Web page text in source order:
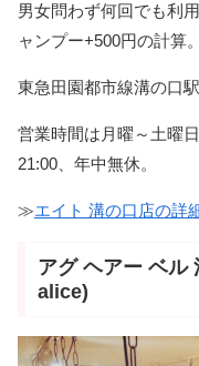
男女問わず何回でも利
ャンプー+500円の計算。
東急田園都市線溝の口
営業時間は月曜～土曜
21:00、年中無休。
≫エイト 溝の口店の詳
アグ ヘアー ベ
alice)